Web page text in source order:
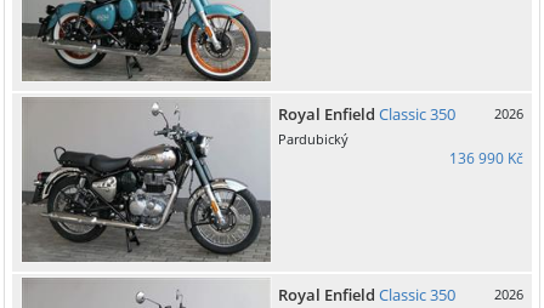
Royal Enfield Classic 350
2026
Pardubický
136 990 Kč
Royal Enfield Classic 350
2026